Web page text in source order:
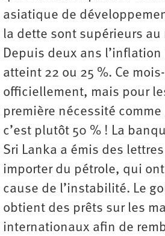
asiatique de
la dette sont supérieurs
Depuis deux ans
atteint 22 ou 25 %. Ce
officiellement, mais pour
première nécessité
c’est plutôt 50 % ! La
Sri Lanka a émis des
importer du pétrole, qui
cause de l’instabilité. Le
obtient des prêts sur les
internationaux afin de